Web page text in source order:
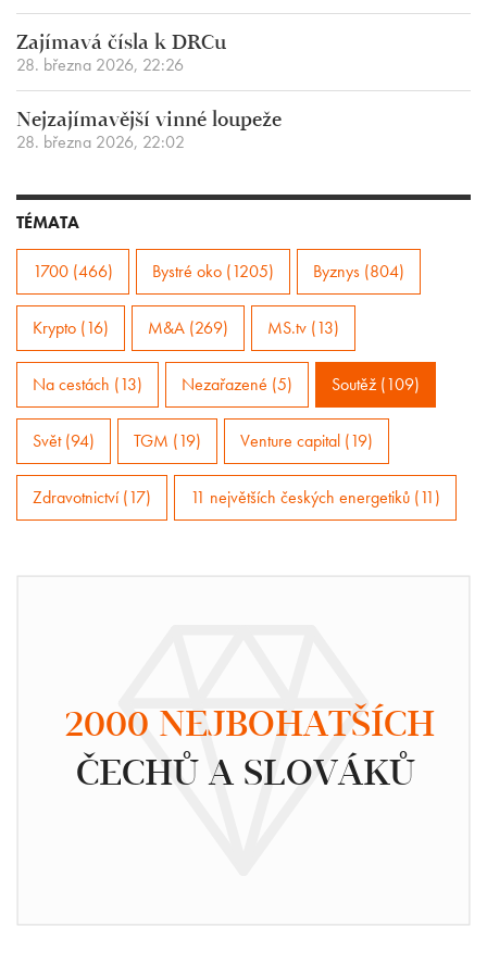
Zajímavá čísla k DRCu
28. března 2026, 22:26
Nejzajímavější vinné loupeže
28. března 2026, 22:02
TÉMATA
1700 (466) Bystré oko (1205) Byznys (804)
Krypto (16) M&A (269) MS.tv (13)
Na cestách (13) Nezařazené (5) Soutěž (109)
Svět (94) TGM (19) Venture capital (19)
Zdravotnictví (17) 11 největších českých energetiků (11)
2000 NEJBOHATŠÍCH
ČECHŮ A SLOVÁKŮ